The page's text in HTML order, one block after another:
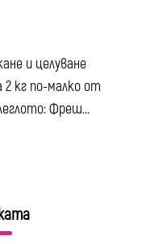
и целуване
2 кг по-малко от
Фреш...